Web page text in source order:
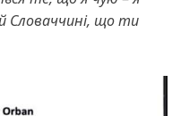
Словаччині, що ти